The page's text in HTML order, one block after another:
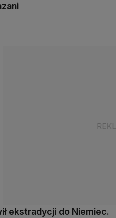
ekstradycji do Niemiec.